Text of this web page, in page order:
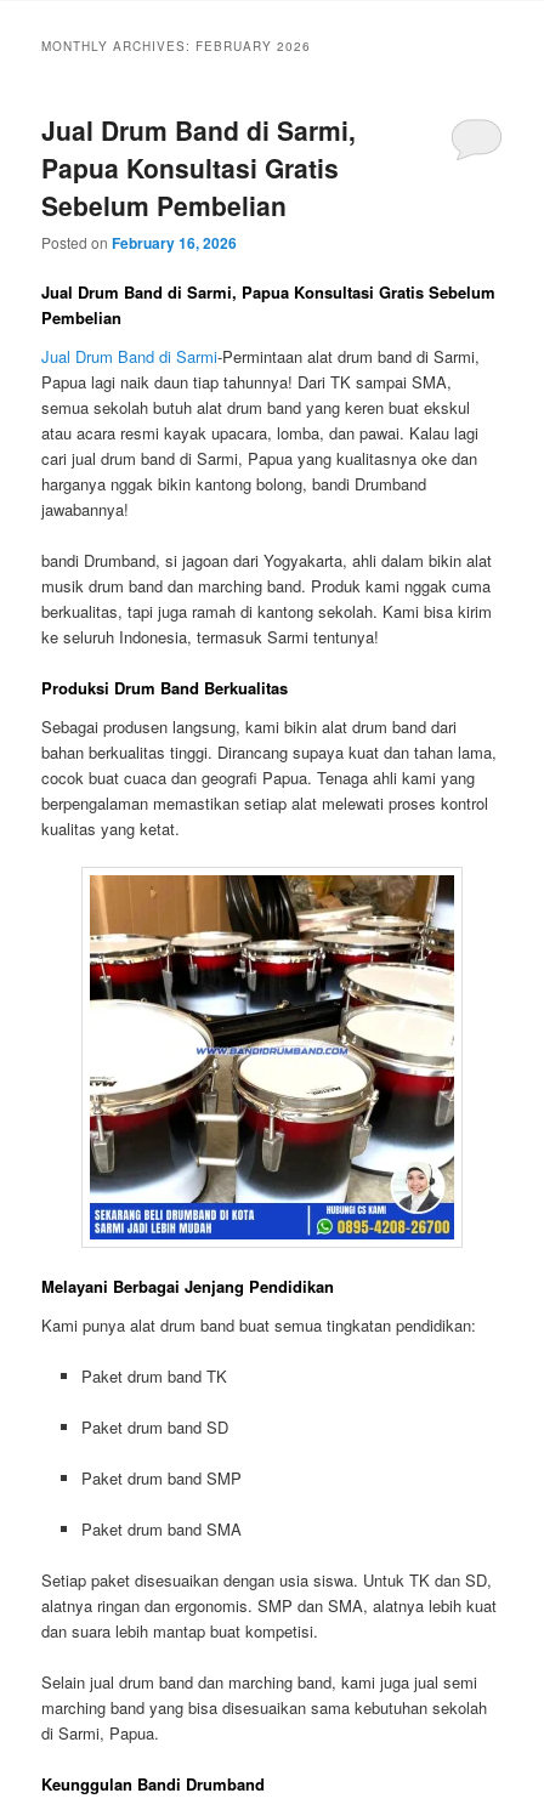
MONTHLY ARCHIVES: FEBRUARY 2026
Jual Drum Band di Sarmi,
Papua Konsultasi Gratis
Sebelum Pembelian
Posted onFebruary 16, 2026
Jual Drum Band di Sarmi, Papua Konsultasi Gratis Sebelum
Pembelian
Jual Drum Band di Sarmi-Permintaan alat drum band di Sarmi,
Papua lagi naik daun tiap tahunnya! Dari TK sampai SMA,
semua sekolah butuh alat drum band yang keren buat ekskul
atau acara resmi kayak upacara, lomba, dan pawai. Kalau lagi
carijual drum band di Sarmi, Papua yang kualitasnya oke dan
harganya nggak bikin kantong bolong, bandi Drumband
jawabannya!
bandi Drumband, si jagoan dari Yogyakarta, ahli dalam bikin alat
musik drum band dan marching band. Produk kami nggak cuma
berkualitas, tapi juga ramah di kantong sekolah. Kami bisa kirim
ke seluruh Indonesia, termasuk Sarmi tentunya!
Produksi Drum Band Berkualitas
Sebagai produsen langsung, kami bikin alat drum band dari
bahan berkualitas tinggi. Dirancang supaya kuat dan tahan lama,
cocok buat cuaca dan geografi Papua. Tenaga ahli kami yang
berpengalaman memastikan setiap alat melewati proses kontrol
kualitas yang ketat.
Melayani Berbagai Jenjang Pendidikan
Kami punya alat drum band buat semua tingkatan pendidikan:
Paket drum band TK
Paket drum band SD
Paket drum band SMP
Paket drum band SMA
Setiap paket disesuaikan dengan usia siswa. Untuk TK dan SD,
alatnya ringan dan ergonomis. SMP dan SMA, alatnya lebih kuat
dan suara lebih mantap buat kompetisi.
Selain jual drum band dan marching band, kami juga jualsemi
marching band yang bisa disesuaikan sama kebutuhan sekolah
di Sarmi, Papua.
Keunggulan Bandi Drumband